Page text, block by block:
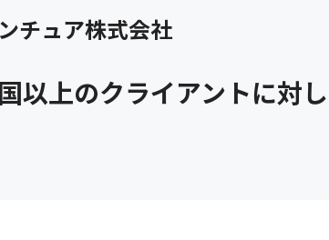
チュア株式会社
以上のクライアントに対